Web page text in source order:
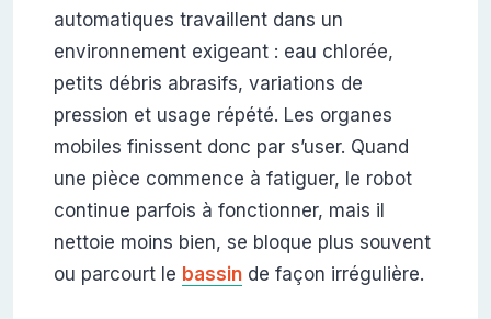
automatiques travaillent dans un
environnement exigeant : eau chlorée,
petits débris abrasifs, variations de
pression et usage répété. Les organes
mobiles finissent donc par s’user. Quand
une pièce commence à fatiguer, le robot
continue parfois à fonctionner, mais il
nettoie moins bien, se bloque plus souvent
ou parcourt le bassinde façon irrégulière.